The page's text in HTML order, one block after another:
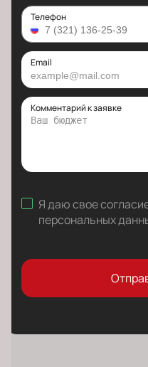
Телефон
Email
Комментарий к заявке
Я даю свое
персональных